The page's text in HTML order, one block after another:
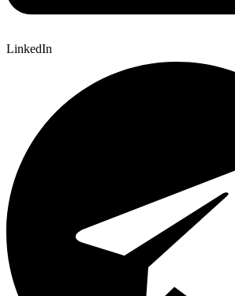
LinkedIn